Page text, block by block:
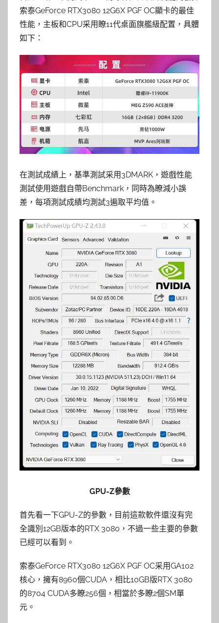
索泰GeForce RTX3080 12G6X PGF OC顯卡的最佳
性能，主板和CPU采用瞭11代桌面旗艦級配置，具體
如下：
在測試成績上，基準測試采用3DMARK，遊戲性能
測試使用遊戲自帶Benchmark，同時為瞭減小誤
差，每項測試成績均測試3遍取平均值。
GPU-Z參數
首先看一下GPU-Z的參數，目前這款軟件還沒有完
全識別12GB版本的RTX 3080，不過一些主要的參數
已經可以看到。
索泰GeForce RTX3080 12G6X PGF OC采用GA102
核心，擁有8960個CUDA，相比10GB版RTX 3080
的8704 CUDA多瞭256個，相當於多瞭2個SM單
元。